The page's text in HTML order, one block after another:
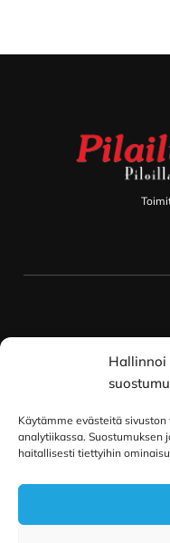
Hallinnoi
Käytämme evästeitä
analytiikassa.
haitallisesti tiettyihin